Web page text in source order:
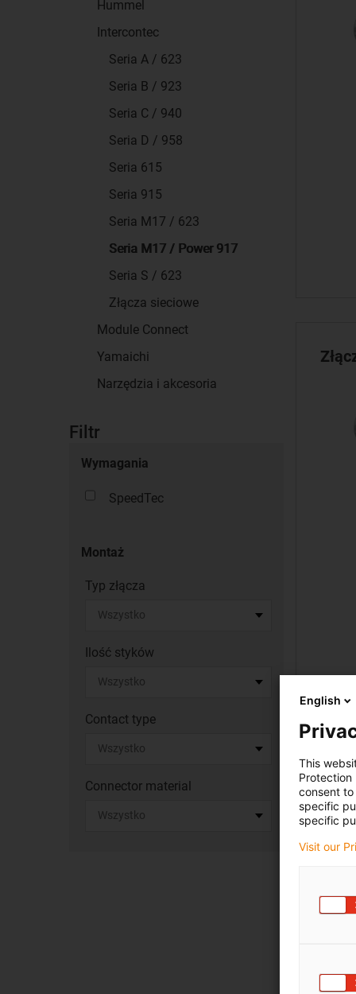
Hummel
Intercontec
Seria A / 623
Seria B / 923
Seria C / 940
Seria D / 958
Seria 615
Seria 915
Seria M17 / 623
Seria M17 / Power 917
Seria S / 623
Złącza sieciowe
Module Connect
Yamaichi
Narzędzia i akcesoria
Filtr
Wymagania
SpeedTec
Montaż
Typ złącza
Ilość styków
Contact type
Connector material
English
This
Protection
consent
specific
specific
Visit our